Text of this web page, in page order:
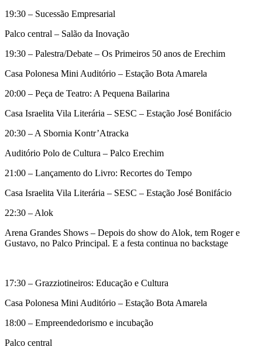
19:30 – Sucessão Empresarial
Palco central – Salão da Inovação
19:30 – Palestra/Debate – Os Primeiros 50 anos de Erechim
Casa Polonesa Mini Auditório – Estação Bota Amarela
20:00 – Peça de Teatro: A Pequena Bailarina
Casa Israelita Vila Literária – SESC – Estação José Bonifácio
20:30 – A Sbornia Kontr’Atracka
Auditório Polo de Cultura – Palco Erechim
21:00 – Lançamento do Livro: Recortes do Tempo
Casa Israelita Vila Literária – SESC – Estação José Bonifácio
22:30 – Alok
Arena Grandes Shows – Depois do show do Alok, tem Roger e
Gustavo, no Palco Principal. E a festa continua no backstage
17:30 – Grazziotineiros: Educação e Cultura
Casa Polonesa Mini Auditório – Estação Bota Amarela
18:00 – Empreendedorismo e incubação
Palco central